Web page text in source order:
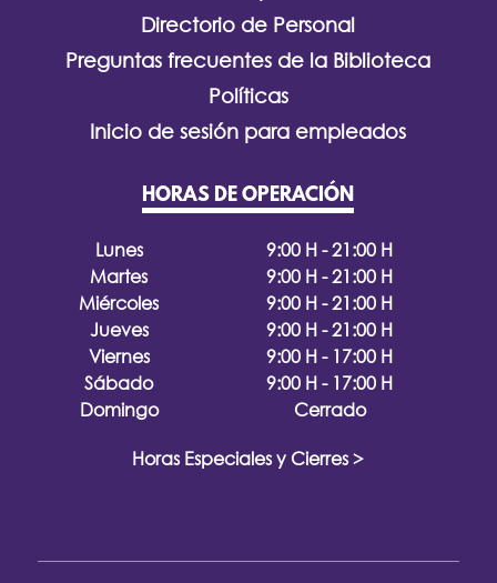
Directorio de Personal
Preguntas frecuentes de la Biblioteca
Políticas
Inicio de sesión para empleados
HORAS DE OPERACIÓN
Lunes
9:00 H - 21:00 H
Martes
9:00 H - 21:00 H
Miércoles
9:00 H - 21:00 H
Jueves
9:00 H - 21:00 H
Viernes
9:00 H - 17:00 H
Sábado
9:00 H - 17:00 H
Domingo
Cerrado
Horas Especiales y Cierres >